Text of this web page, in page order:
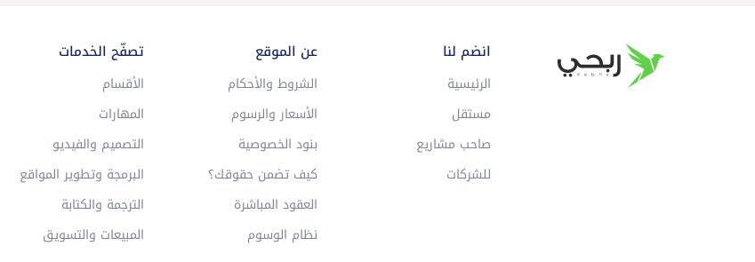
انضم لنا
الرئيسية
مستقل
صاحب مشاريع
للشركات
عن الموقع
الشروط والأحكام
الأسعار والرسوم
بنود الخصوصية
كيف تضمن حقوقك؟
العقود المباشرة
نظام الوسوم
تصفّح الخدمات
الأقسام
المهارات
التصميم والفيديو
البرمجة وتطوير المواقع
الترجمة والكتابة
المبيعات والتسويق